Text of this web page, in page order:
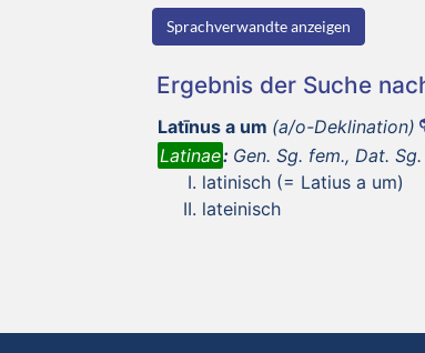
Sprachverwandte anzeigen
Ergebnis der Suche
Latīnus a um (a/o-Deklination)
Latinae: Gen. Sg. fem., Dat.
latinisch (= Latius a um)
lateinisch